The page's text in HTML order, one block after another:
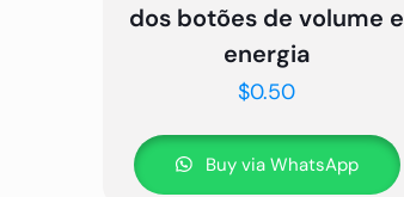
dos botões de volume e
energia
$0.50
Buy via WhatsApp